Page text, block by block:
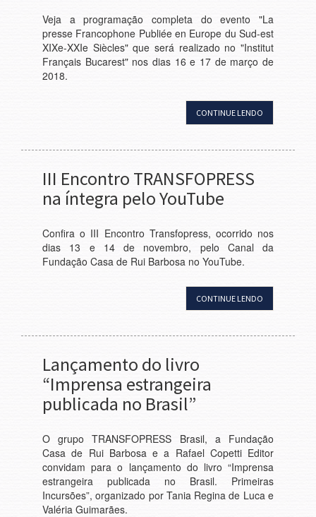
Veja a programação completa do evento "La
presse Francophone Publiée en Europe du Sud-est
XIXe-XXIe Siècles" que será realizado no "Institut
Français Bucarest" nos dias 16 e 17 de março de
2018.
CONTINUE LENDO
III Encontro TRANSFOPRESS
na íntegra pelo YouTube
Confira o III Encontro Transfopress, ocorrido nos
dias 13 e 14 de novembro, pelo Canal da
Fundação Casa de Rui Barbosa no YouTube.
CONTINUE LENDO
Lançamento do livro
“Imprensa estrangeira
publicada no Brasil”
O grupo TRANSFOPRESS Brasil, a Fundação
Casa de Rui Barbosa e a Rafael Copetti Editor
convidam para o lançamento do livro “Imprensa
estrangeira publicada no Brasil. Primeiras
Incursões”, organizado por Tania Regina de Luca e
Valéria Guimarães.